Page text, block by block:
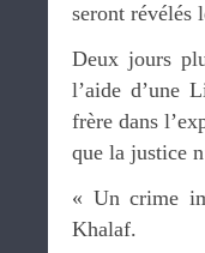
seront révélés
Deux jours
l’aide d’une
frère dans
que la justice
« Un crime
Khalaf.